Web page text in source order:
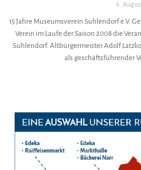
6.
15 Jahre Museumsverein Suhlendorf e.V.
Verein im Laufe der Saison 2008 die
Suhlendorf. Altbürgermeister Adolf
als geschäftsführender